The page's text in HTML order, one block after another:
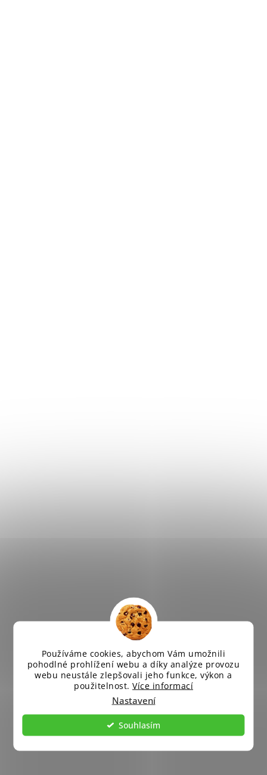
Používáme cookies, abychom Vám umožnili
pohodlné prohlížení webu a díky analýze provozu
webu neustále zlepšovali jeho funkce, výkon a
použitelnost. Více informací
Nastavení
Souhlasím